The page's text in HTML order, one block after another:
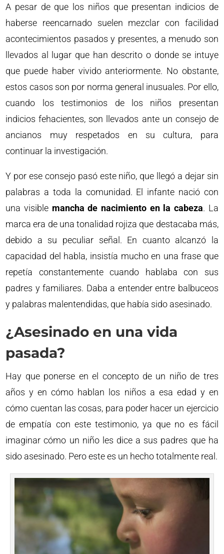
A pesar de que los niños que presentan indicios de
haberse reencarnado suelen mezclar con facilidad
acontecimientos pasados y presentes, a menudo son
llevados al lugar que han descrito o donde se intuye
que puede haber vivido anteriormente. No obstante,
estos casos son por norma general inusuales. Por ello,
cuando los testimonios de los niños presentan
indicios fehacientes, son llevados ante un consejo de
ancianos muy respetados en su cultura, para
continuar la investigación.
Y por ese consejo pasó este niño, que llegó a dejar sin
palabras a toda la comunidad. El infante nació con
una visible mancha de nacimiento en la cabeza. La
marca era de una tonalidad rojiza que destacaba más,
debido a su peculiar señal. En cuanto alcanzó la
capacidad del habla, insistía mucho en una frase que
repetía constantemente cuando hablaba con sus
padres y familiares. Daba a entender entre balbuceos
y palabras malentendidas, que había sido asesinado.
¿Asesinado en una vida
pasada?
Hay que ponerse en el concepto de un niño de tres
años y en cómo hablan los niños a esa edad y en
cómo cuentan las cosas, para poder hacer un ejercicio
de empatía con este testimonio, ya que no es fácil
imaginar cómo un niño les dice a sus padres que ha
sido asesinado. Pero este es un hecho totalmente real.